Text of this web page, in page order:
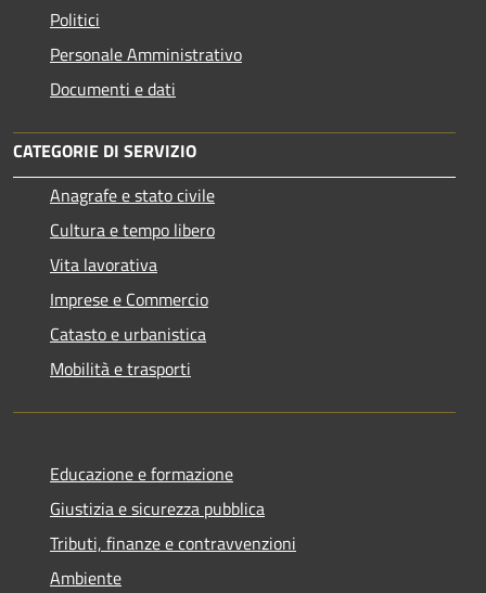
Politici
Personale Amministrativo
Documenti e dati
CATEGORIE DI SERVIZIO
Anagrafe e stato civile
Cultura e tempo libero
Vita lavorativa
Imprese e Commercio
Catasto e urbanistica
Mobilità e trasporti
Educazione e formazione
Giustizia e sicurezza pubblica
Tributi, finanze e contravvenzioni
Ambiente